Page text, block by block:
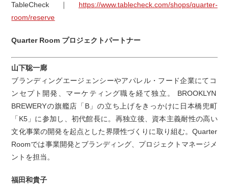
TableCheck｜ https://www.tablecheck.com/shops/quarter-
room/reserve
Quarter Room プロジェクトパートナー
山下聡一廊
ブランディングエージェンシーやアパレル・フード企業にてコ
ンセプト開発、マーケティング職を経て独立。 BROOKLYN
BREWERYの旗艦店「B」の立ち上げをきっかけに日本橋兜町
「K5」に参加し、初代館長に。再独立後、資本主義耐性の高い
文化事業の開発を起点とした界隈性づくりに取り組む。Quarter
Roomでは事業開発とブランディング、プロジェクトマネージメ
ントを担当。
福田和貴子